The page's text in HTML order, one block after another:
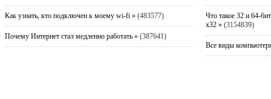
Как узнать, кто подключен к моему wi-fi »(483577)
Почему Интернет стал медленно работать »(387641)
Что такое 32 и 64-
x32 »(3154839)
Все виды